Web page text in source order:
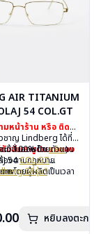
AIR TITANIUM
54 COL.GT
มหน้าร้าน หรือ ติดต่อ
บสีและรูปแบบของ
ชาญ Lindberg ได้ที่
ะวิชั่นออพติคคลิก)
ท้ 100% โดยตัวแทน
องตามกฏหมาย
พโดยผู้ผลิตเป็นเวลา
าแว่นได้สูงสุด 27 ตัว
54COL.GT
ม
3 ปี
มีกี่รุ่น?
หยิบลงตะกร้า